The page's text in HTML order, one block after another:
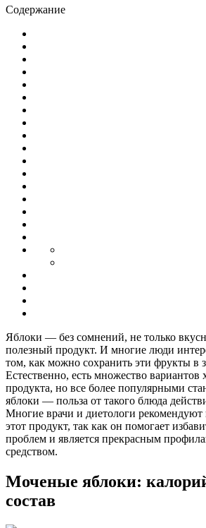
Содержание
Яблоки — без сомнений, не только
полезный продукт. И многие люди
том, как можно сохранить эти фрукты в
Естественно, есть множество вариантов
продукта, но все более популярными
яблоки — польза от такого блюда
Многие врачи и диетологи
этот продукт, так как он помогает
проблем и является прекрасным
средством.
Моченые яблоки:
состав